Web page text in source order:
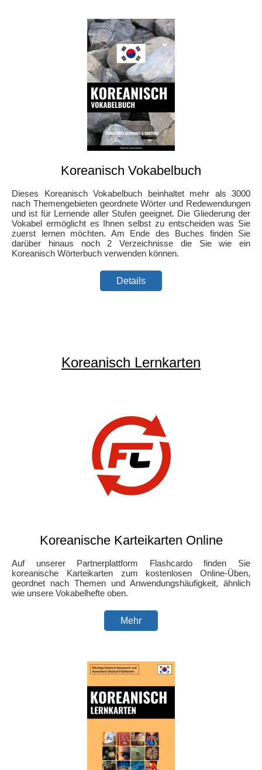
Koreanisch Vokabelbuch
Dieses Koreanisch Vokabelbuch beinhaltet mehr als 3000
nach Themengebieten geordnete Wörter und Redewendungen
und ist für Lernende aller Stufen geeignet. Die Gliederung der
Vokabel ermöglicht es Ihnen selbst zu entscheiden was Sie
zuerst lernen möchten. Am Ende des Buches finden Sie
darüber hinaus noch 2 Verzeichnisse die Sie wie ein
Koreanisch Wörterbuch verwenden können.
Details
Koreanisch Lernkarten
Koreanische Karteikarten Online
Auf unserer Partnerplattform Flashcardo finden Sie
koreanische Karteikarten zum kostenlosen Online-Üben,
geordnet nach Themen und Anwendungshäufigkeit, ähnlich
wie unsere Vokabelhefte oben.
Mehr